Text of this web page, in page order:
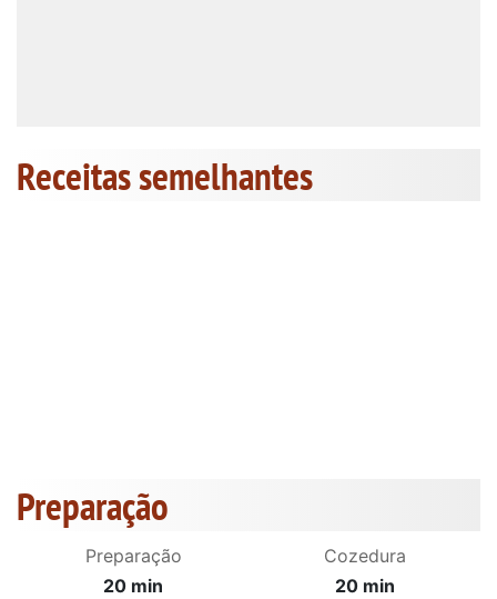
Receitas semelhantes
Preparação
Preparação
20 min
Cozedura
20 min